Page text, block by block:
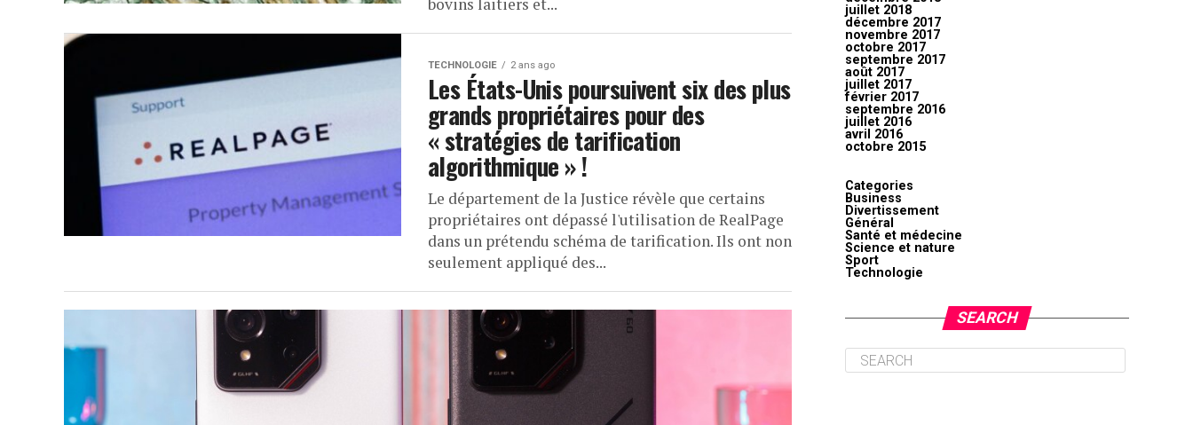
TECHNOLOGIE 2 ans ago
Les États-Unis poursuivent six des plus
grands propriétaires pour des
« stratégies de tarification
algorithmique » !
Le département de la Justice révèle que certains
propriétaires ont dépassé l'utilisation de RealPage
dans un prétendu schéma de tarification. Ils ont non
seulement appliqué des...
juillet 2018
décembre 2017
novembre 2017
octobre 2017
septembre 2017
août 2017
juillet 2017
février 2017
septembre 2016
juillet 2016
avril 2016
octobre 2015
Categories
Business
Divertissement
Général
Santé et médecine
Science et nature
Sport
Technologie
SEARCH